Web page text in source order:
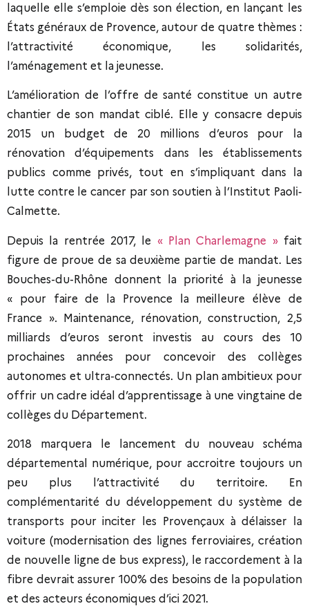
laquelle elle s’emploie dès son élection, en lançant les
États généraux de Provence, autour de quatre thèmes :
l’attractivité économique, les solidarités,
l’aménagement et la jeunesse.
L’amélioration de l’offre de santé constitue un autre
chantier de son mandat ciblé. Elle y consacre depuis
2015 un budget de 20 millions d’euros pour la
rénovation d’équipements dans les établissements
publics comme privés, tout en s’impliquant dans la
lutte contre le cancer par son soutien à l’Institut Paoli-
Calmette.
Depuis la rentrée 2017, le « Plan Charlemagne »fait
figure de proue de sa deuxième partie de mandat. Les
Bouches-du-Rhône donnent la priorité à la jeunesse
« pour faire de la Provence la meilleure élève de
France ». Maintenance, rénovation, construction, 2,5
milliards d’euros seront investis au cours des 10
prochaines années pour concevoir des collèges
autonomes et ultra-connectés. Un plan ambitieux pour
offrir un cadre idéal d’apprentissage à une vingtaine de
collèges du Département.
2018 marquera le lancement du nouveau schéma
départemental numérique, pour accroitre toujours un
peu plus l’attractivité du territoire. En
complémentarité du développement du système de
transports pour inciter les Provençaux à délaisser la
voiture (modernisation des lignes ferroviaires, création
de nouvelle ligne de bus express), le raccordement à la
fibre devrait assurer 100% des besoins de la population
et des acteurs économiques d’ici 2021.